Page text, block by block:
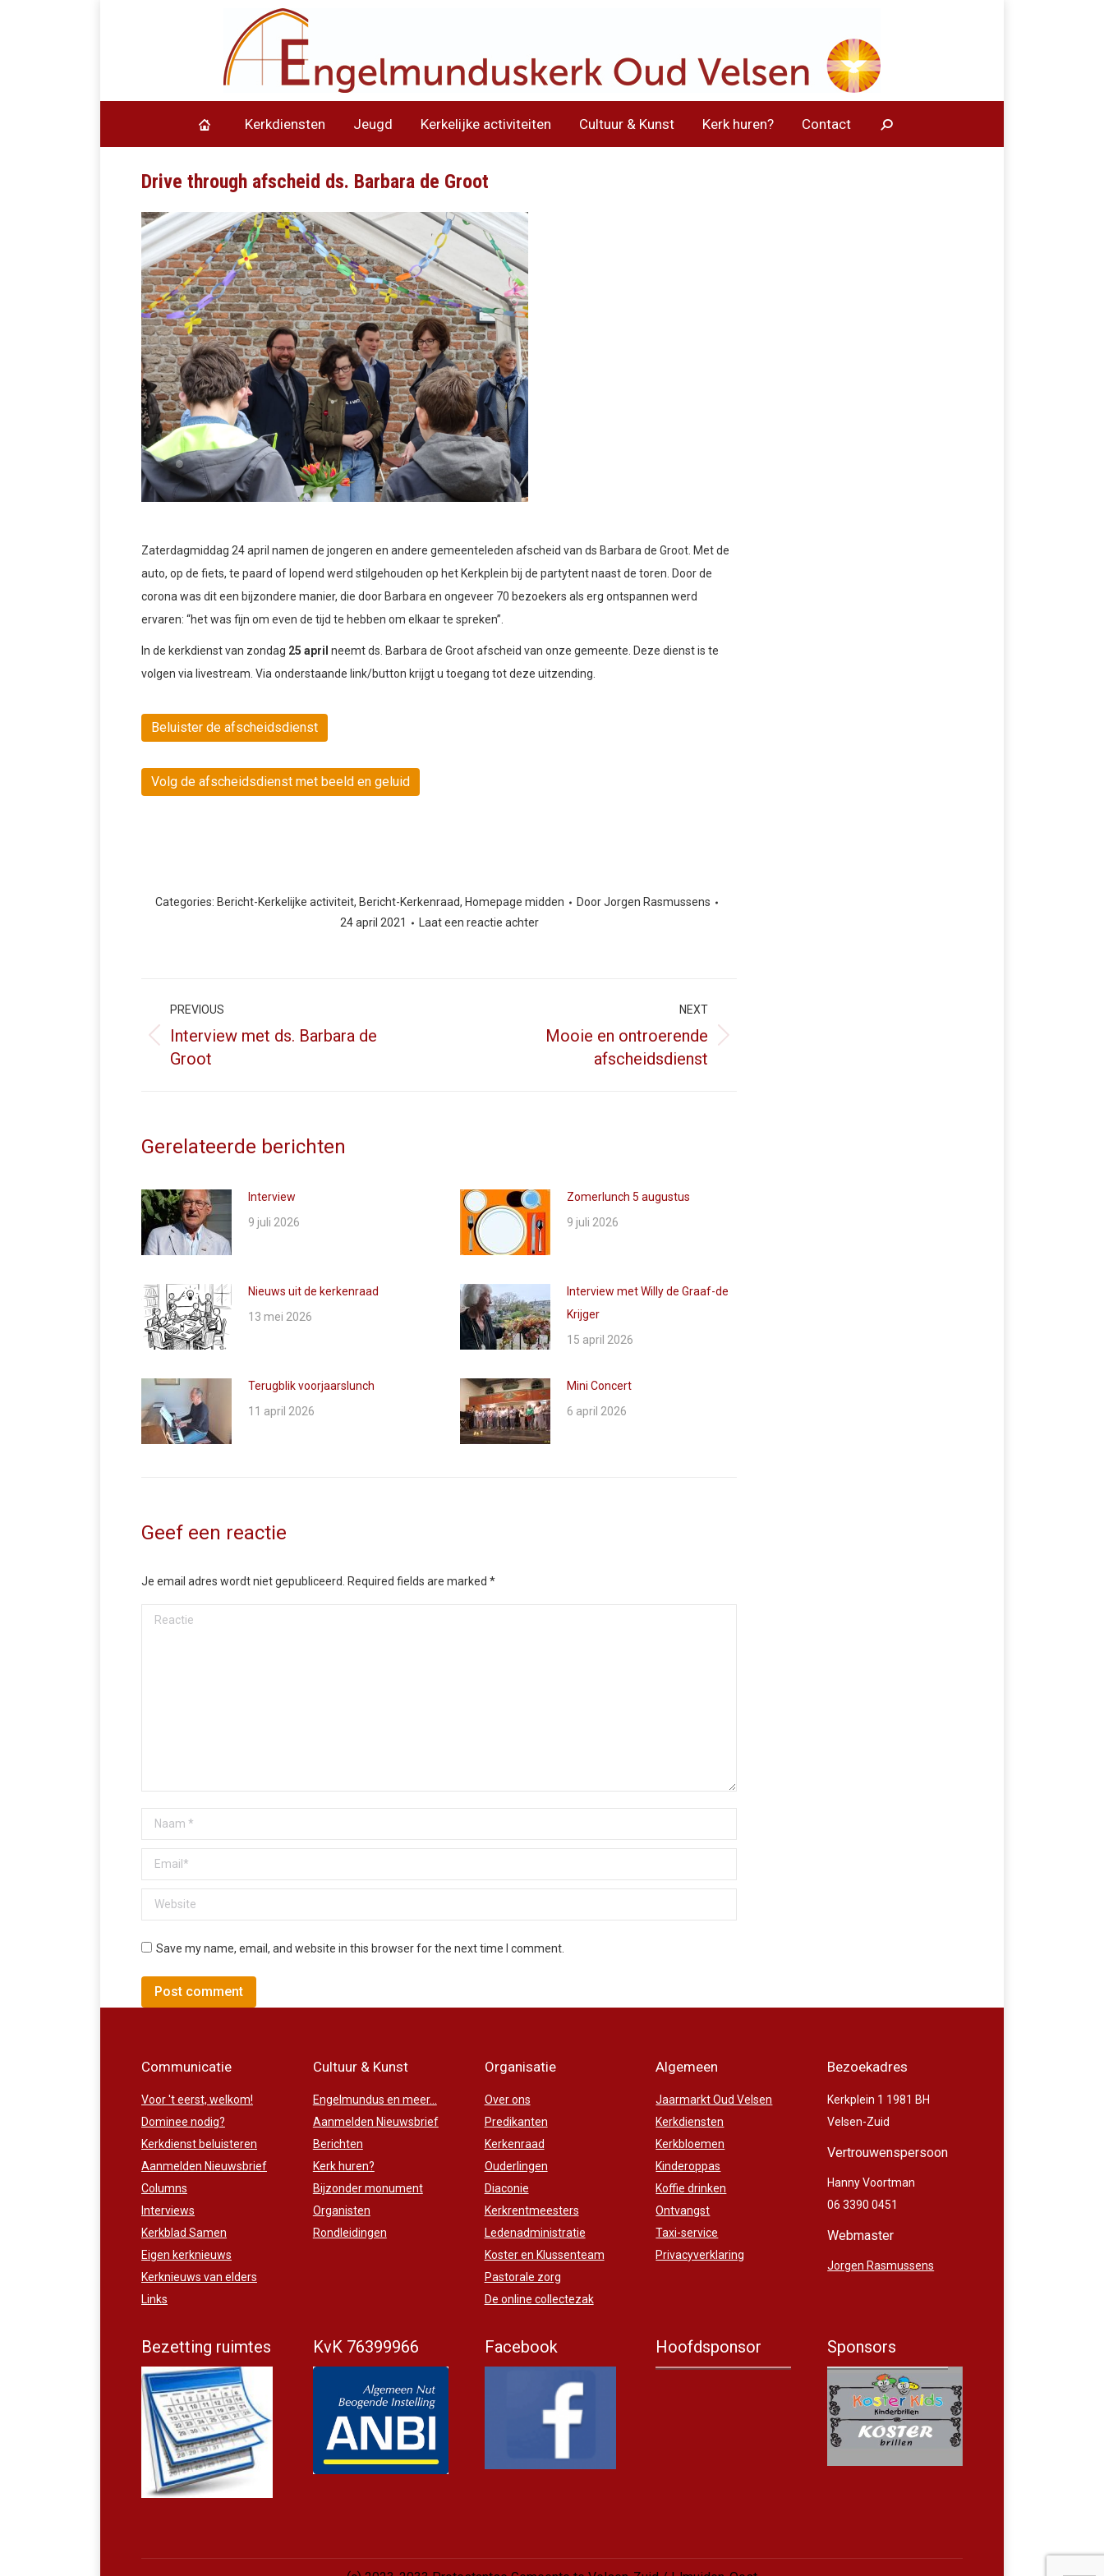
Kerkdiensten Jeugd Kerkelijke activiteiten Cultuur & Kunst Kerk huren? Contact
Drive through afscheid ds. Barbara de Groot
Zaterdagmiddag 24 april namen de jongeren en andere gemeenteleden afscheid van ds Barbara de Groot. Met de
auto, op de fiets, te paard of lopend werd stilgehouden op het Kerkplein bij de partytent naast de toren. Door de
corona was dit een bijzondere manier, die door Barbara en ongeveer 70 bezoekers als erg ontspannen werd
ervaren: “het was fijn om even de tijd te hebben om elkaar te spreken”.
In de kerkdienst van zondag 25 april neemt ds. Barbara de Groot afscheid van onze gemeente. Deze dienst is te
volgen via livestream. Via onderstaande link/button krijgt u toegang tot deze uitzending.
Beluister de afscheidsdienst
Volg de afscheidsdienst met beeld en geluid
Categories: Bericht-Kerkelijke activiteit, Bericht-Kerkenraad, Homepage midden DoorJorgen Rasmussens
24 april 2021
Laat een reactie achter
PREVIOUS
Previous
post:
Interview met ds. Barbara de
Groot
NEXT
Mooie en ontroerende
afscheidsdienst
Gerelateerde berichten
Interview
9 juli 2026
Zomerlunch 5 augustus
9 juli 2026
Nieuws uit de kerkenraad
13 mei 2026
Interview met Willy de Graaf-de
Krijger
15 april 2026
Terugblik voorjaarslunch
11 april 2026
Mini Concert
6 april 2026
Geef een reactie
Je email adres wordt niet gepubliceerd. Required fields are marked *
Reactie
Naam *
Email *
Website
Save my name, email, and website in this browser for the next time I comment.
Post comment
Communicatie
Voor 't eerst, welkom!
Dominee nodig?
Kerkdienst beluisteren
Aanmelden Nieuwsbrief
Columns
Interviews
Kerkblad Samen
Eigen kerknieuws
Kerknieuws van elders
Links
Cultuur & Kunst
Engelmundus en meer...
Aanmelden Nieuwsbrief
Berichten
Kerk huren?
Bijzonder monument
Organisten
Rondleidingen
Organisatie
Over ons
Predikanten
Kerkenraad
Ouderlingen
Diaconie
Kerkrentmeesters
Ledenadministratie
Koster en Klussenteam
Pastorale zorg
De online collectezak
Algemeen
Jaarmarkt Oud Velsen
Kerkdiensten
Kerkbloemen
Kinderoppas
Koffie drinken
Ontvangst
Taxi-service
Privacyverklaring
Bezoekadres
Kerkplein 1 1981 BH
Velsen-Zuid
Vertrouwenspersoon
Hanny Voortman
06 3390 0451
Webmaster
Jorgen Rasmussens
Bezetting ruimtes KvK 76399966 Facebook Hoofdsponsor Sponsors